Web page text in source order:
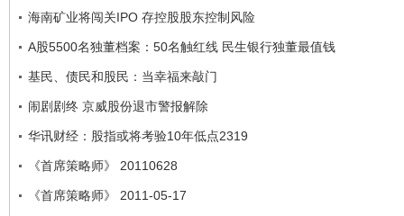
海南矿业将闯关IPO 存控股股东控制风险
A股5500名独董档案：50名触红线 民生银行独董最值钱
基民、债民和股民：当幸福来敲门
闹剧剧终 京威股份退市警报解除
华讯财经：股指或将考验10年低点2319
《首席策略师》 20110628
《首席策略师》 2011-05-17